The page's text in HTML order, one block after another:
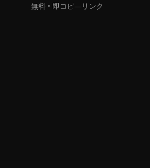
無料 • 即コピ―リンク